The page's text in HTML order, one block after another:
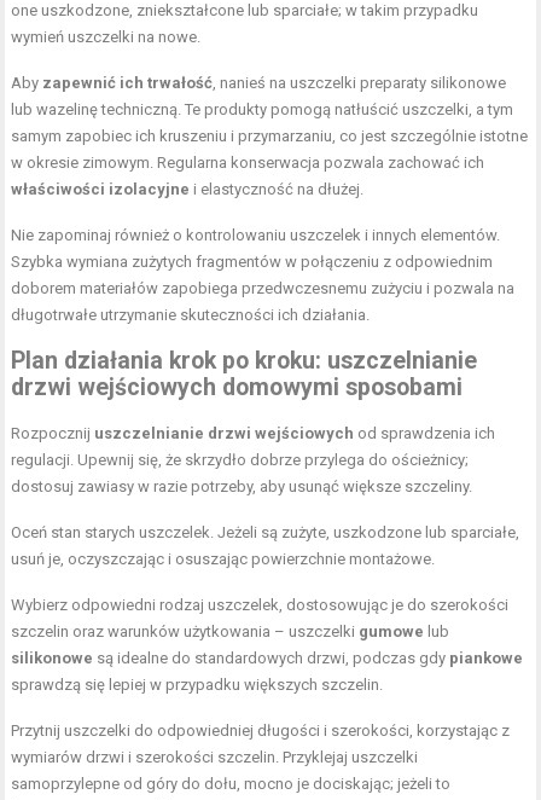
one uszkodzone, zniekształcone lub sparciałe; w takim przypadku
wymień uszczelki na nowe.
Aby zapewnić ich trwałość, nanieś na uszczelki preparaty silikonowe
lub wazelinę techniczną. Te produkty pomogą natłuścić uszczelki, a tym
samym zapobiec ich kruszeniu i przymarzaniu, co jest szczególnie istotne
w okresie zimowym. Regularna konserwacja pozwala zachować ich
właściwości izolacyjne i elastyczność na dłużej.
Nie zapominaj również o kontrolowaniu uszczelek i innych elementów.
Szybka wymiana zużytych fragmentów w połączeniu z odpowiednim
doborem materiałów zapobiega przedwczesnemu zużyciu i pozwala na
długotrwałe utrzymanie skuteczności ich działania.
Plan działania krok po kroku: uszczelnianie
drzwi wejściowych domowymi sposobami
Rozpocznij uszczelnianie drzwi wejściowych od sprawdzenia ich
regulacji. Upewnij się, że skrzydło dobrze przylega do ościeżnicy;
dostosuj zawiasy w razie potrzeby, aby usunąć większe szczeliny.
Oceń stan starych uszczelek. Jeżeli są zużyte, uszkodzone lub sparciałe,
usuń je, oczyszczając i osuszając powierzchnie montażowe.
Wybierz odpowiedni rodzaj uszczelek, dostosowując je do szerokości
szczelin oraz warunków użytkowania – uszczelki gumowe lub
silikonowe są idealne do standardowych drzwi, podczas gdy piankowe
sprawdzą się lepiej w przypadku większych szczelin.
Przytnij uszczelki do odpowiedniej długości i szerokości, korzystając z
wymiarów drzwi i szerokości szczelin. Przyklejaj uszczelki
samoprzylepne od góry do dołu, mocno je dociskając; jeżeli to